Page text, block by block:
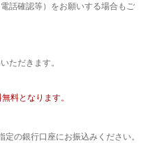
話確認等）をお願いする場合もご
ただきます。
料となります。
の銀行口座にお振込みください。